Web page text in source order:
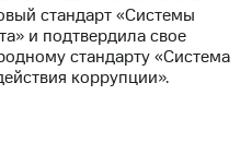
стандарт «Системы
и подтвердила свое
стандарту «Система
коррупции».